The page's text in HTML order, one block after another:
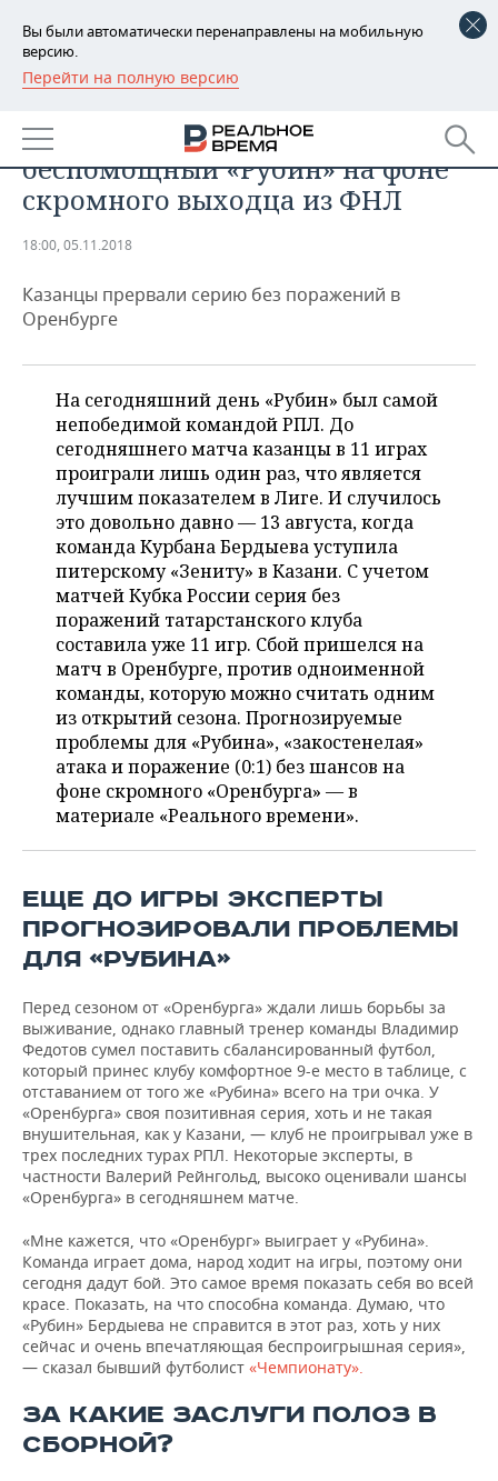
Вы были автоматически перенаправлены на мобильную
версию.
Перейти на полную версию
РЕГИОНЫ
БАШКОРТОСТАН
ТАТАРСТАН
НОВОСТИ
АНАЛИТИКА
ДЕКЛАРАЦИИ О ДОХОДАХ
КОРОЛИ ГОСЗАКАЗА ПФО
КОМУ ПРИНАДЛЕЖАТ
ТОРГОВЫЕ ЦЕНТРЫ
ТАТАРСТАНА
НОВОСТИ ЭКОНОМИКИ
ФИНАНСЫ
БЮДЖЕТ
ИНВЕСТИЦИИ
ПРОМЫШЛЕННОСТЬ
НОВОСТИ
АГРОПРОМ
МАШИНОСТРОЕНИЕ
НЕФТЕХИМИЯ
НЕФТЬ
ОПК
ЭНЕРГЕТИКА
НЕДВИЖИМОСТЬ
НОВОСТИ АВТО
БИЗНЕС
НОВОСТИ БИЗНЕСА
РОЗНИЧНАЯ ТОРГОВЛЯ
ТРАНСПОРТ
УСЛУГИ
ТЕХНОЛОГИИ
НОВОСТИ ТЕХНОЛОГИЙ
МЕДИА
ТЕЛЕКОММУНИКАЦИИ
МЕРОПРИЯТИЯ
НОВОСТИ МЕРОПРИЯТИЙ
ВЫЕЗДНАЯ РЕДАКЦИЯ
БИЗНЕС-БРАНЧИ
ONLINE-КОНФЕРЕНЦИИ
ОТКРЫТАЯ ЛЕКЦИЯ
СПОРТ
НОВОСТИ СПОРТА
ФУТБОЛ
ХОККЕЙ
БАСКЕТБОЛ
ВОЛЕЙБОЛ
КИБЕРСПОРТ
ФИГУРНОЕ КАТАНИЕ
ВОДНЫЕ ВИДЫ СПОРТА
ХОККЕЙ С МЯЧОМ
ОБЩЕСТВО
НОВОСТИ ОБЩЕСТВА
ВЛАСТЬ
ИНФРАСТРУКТУРА
ИСТОРИЯ
КУЛЬТУРА
МЕДИЦИНА
ОБРАЗОВАНИЕ
ПРОИСШЕСТВИЯ
ФОТОГАЛЕРЕЯ
СЮЖЕТЫ
СПРАВОЧНИК
СПИСОК ПЕРСОН
СПИСОК КОМПАНИЙ
ПОЛНАЯ ВЕРСИЯ
Ноль в атаке и очках —
беспомощный «Рубин» на фоне
скромного выходца из ФНЛ
18:00, 05.11.2018
Казанцы прервали серию без поражений в
Оренбурге
На сегодняшний день «Рубин» был самой
непобедимой командой РПЛ. До
сегодняшнего матча казанцы в 11 играх
проиграли лишь один раз, что является
лучшим показателем в Лиге. И случилось
это довольно давно — 13 августа, когда
команда Курбана Бердыева уступила
питерскому «Зениту» в Казани. С учетом
матчей Кубка России серия без
поражений татарстанского клуба
составила уже 11 игр. Сбой пришелся на
матч в Оренбурге, против одноименной
команды, которую можно считать одним
из открытий сезона. Прогнозируемые
проблемы для «Рубина», «закостенелая»
атака и поражение (0:1) без шансов на
фоне скромного «Оренбурга» — в
материале «Реального времени».
ЕЩЕ ДО ИГРЫ ЭКСПЕРТЫ
ПРОГНОЗИРОВАЛИ ПРОБЛЕМЫ
ДЛЯ «РУБИНА»
Перед сезоном от «Оренбурга» ждали лишь борьбы за
выживание, однако главный тренер команды Владимир
Федотов сумел поставить сбалансированный футбол,
который принес клубу комфортное 9-е место в таблице, с
отставанием от того же «Рубина» всего на три очка. У
«Оренбурга» своя позитивная серия, хоть и не такая
внушительная, как у Казани, — клуб не проигрывал уже в
трех последних турах РПЛ. Некоторые эксперты, в
частности Валерий Рейнгольд, высоко оценивали шансы
«Оренбурга» в сегодняшнем матче.
«Мне кажется, что «Оренбург» выиграет у «Рубина».
Команда играет дома, народ ходит на игры, поэтому они
сегодня дадут бой. Это самое время показать себя во всей
красе. Показать, на что способна команда. Думаю, что
«Рубин» Бердыева не справится в этот раз, хоть у них
сейчас и очень впечатляющая беспроигрышная серия»,
— сказал бывший футболист «Чемпионату».
ЗА КАКИЕ ЗАСЛУГИ ПОЛОЗ В
СБОРНОЙ?